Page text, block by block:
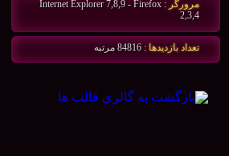
مرورگر : Internet Explorer 7,8,9 - Firefox
2,3,4
تعداد بازديدها : 84816 مرتبه